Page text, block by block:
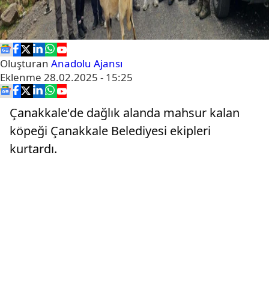
Oluşturan Anadolu Ajansı
Eklenme 28.02.2025 - 15:25
Çanakkale'de dağlık alanda mahsur kalan
köpeği Çanakkale Belediyesi ekipleri
kurtardı.